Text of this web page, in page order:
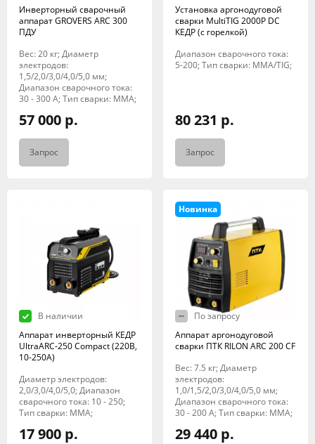
Инверторный сварочный
аппарат GROVERS ARC 300
ПДУ
Вес: 20 кг; Диаметр
электродов:
1,5/2,0/3,0/4,0/5,0 мм;
Диапазон сварочного тока:
30 - 300 А; Тип сварки: MMA;
57 000 р.
Запрос
Установка аргонодуговой
сварки MultiTIG 2000P DC
КЕДР (с горелкой)
Диапазон сварочного тока:
5-200; Тип сварки: MMA/TIG;
80 231 р.
Запрос
В наличии
Аппарат инверторный КЕДР
UltraARC-250 Compact (220В,
10-250А)
Диаметр электродов:
2,0/3,0/4,0/5,0; Диапазон
сварочного тока: 10 - 250;
Тип сварки: MMA;
17 900 р.
Новинка
По запросу
Аппарат аргонодуговой
сварки ПТК RILON ARC 200 CF
Вес: 7.5 кг; Диаметр
электродов:
1,0/1,5/2,0/3,0/4,0/5,0 мм;
Диапазон сварочного тока:
30 - 200 А; Тип сварки: MMA;
29 440 р.